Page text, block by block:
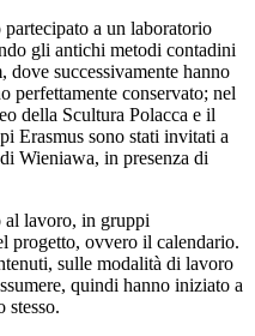
a un laboratorio
gli antichi metodi contadini
successivamente hanno
perfettamente conservato; nel
della Scultura Polacca e il
Erasmus sono stati invitati a
Wieniawa, in presenza di
al lavoro, in gruppi
progetto, ovvero il calendario.
sulle modalità di lavoro
quindi hanno iniziato a
stesso.